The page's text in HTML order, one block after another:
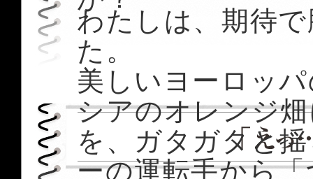
わたしは、期待
た。
美しいヨーロッ
シアのオレンジ
を、ガタガタと
ーの運転手から